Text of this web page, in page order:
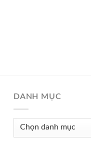
DANH MỤC
Danh